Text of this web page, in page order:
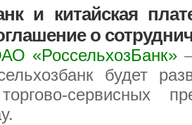
и китайская
о
«РоссельхозБанк»
будет
сервисных